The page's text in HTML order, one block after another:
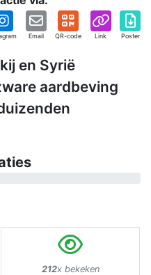
Email QR-code Link Poster
en Syrië
aardbeving
212x bekeken